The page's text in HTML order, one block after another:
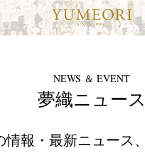
NEWS ＆ EVENT
夢織ニュース
情報・最新ニュース